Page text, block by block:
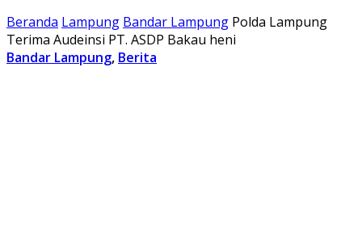
Beranda Lampung Bandar Lampung Polda Lampung
Terima Audeinsi PT. ASDP Bakau heni
Bandar Lampung, Berita